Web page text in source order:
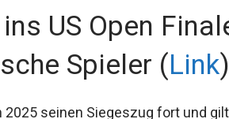
US Open
deutsche Spieler